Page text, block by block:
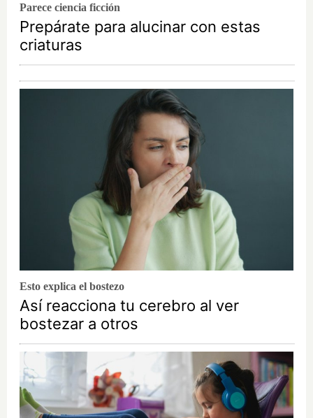
Parece ciencia ficción
Prepárate para alucinar con estas
criaturas
Esto explica el bostezo
Así reacciona tu cerebro al ver
bostezar a otros